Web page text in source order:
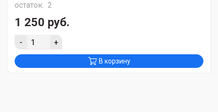
остаток: 2
1 250 руб.
- +
В корзину